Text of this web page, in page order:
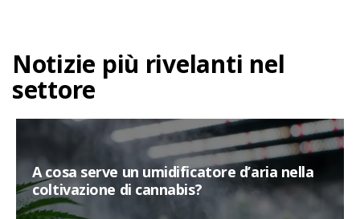
Notizie più rivelanti nel
settore
A cosa serve un umidificatore d’aria nella
coltivazione di cannabis?